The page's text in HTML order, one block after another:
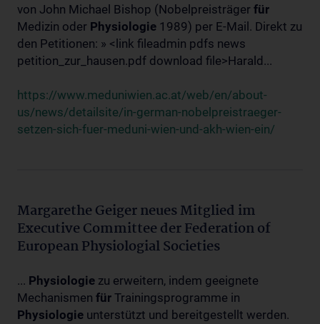
von John Michael Bishop (Nobelpreisträger für
Medizin oder Physiologie 1989) per E-Mail. Direkt zu
den Petitionen: » <link fileadmin pdfs news
petition_zur_hausen.pdf download file>Harald...
https://www.meduniwien.ac.at/web/en/about-
us/news/detailsite/in-german-nobelpreistraeger-
setzen-sich-fuer-meduni-wien-und-akh-wien-ein/
Margarethe Geiger neues Mitglied im
Executive Committee der Federation of
European Physiologial Societies
... Physiologie zu erweitern, indem geeignete
Mechanismen für Trainingsprogramme in
Physiologie unterstützt und bereitgestellt werden.